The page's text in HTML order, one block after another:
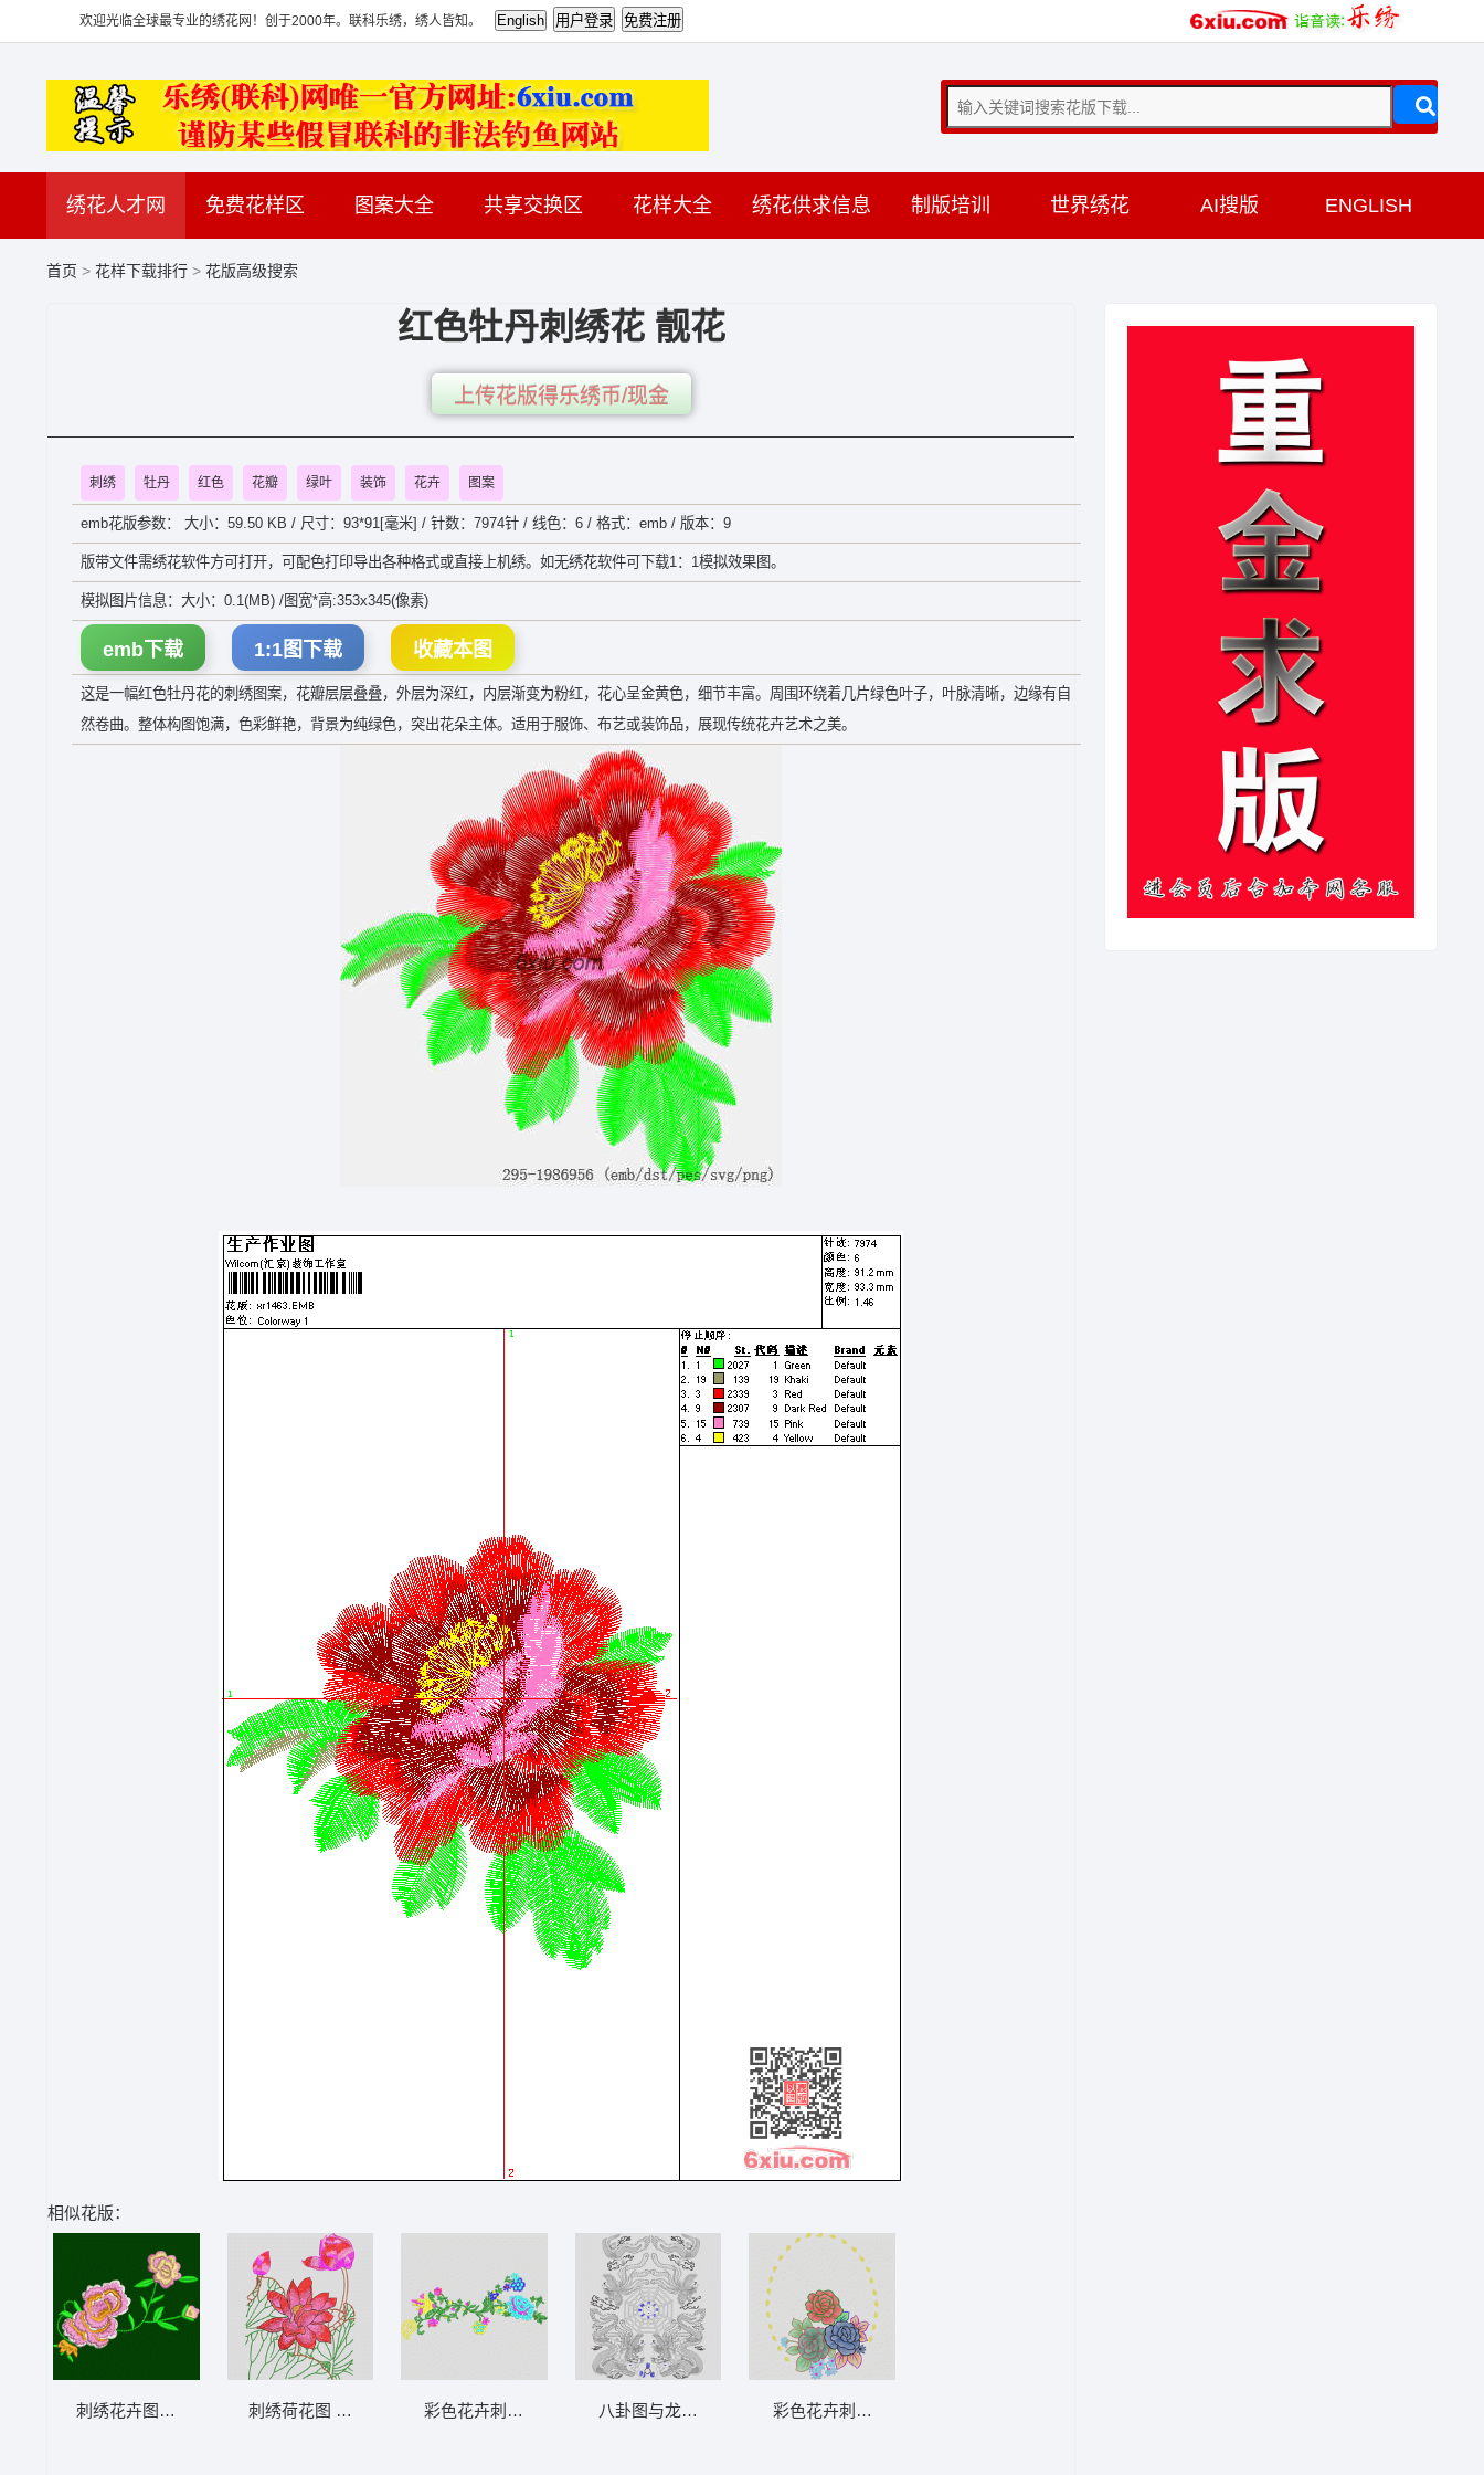
欢迎光临全球最专业的绣花网！创于2000年。联科乐绣，绣人皆知。
绣花人才网 免费花样区 图案大全 共享交换区 花样大全 绣花供求信息 制版培训 世界绣花 AI搜版 ENGLISH
首页 > 花样下载排行 > 花版高级搜索
红色牡丹刺绣花 靓花
上传花版得乐绣币/现金
刺绣 牡丹 红色 花瓣 绿叶 装饰 花卉 图案
emb花版参数： 大小：59.50 KB / 尺寸：93*91[毫米] / 针数：7974针 / 线色：6 / 格式：emb / 版本：9
版带文件需绣花软件方可打开，可配色打印导出各种格式或直接上机绣。如无绣花软件可下载1：1模拟效果图。
模拟图片信息：大小：0.1(MB) /图宽*高:353x345(像素)
emb下载 1:1图下载 收藏本图
这是一幅红色牡丹花的刺绣图案，花瓣层层叠叠，外层为深红，内层渐变为粉红，花心呈金黄色，细节丰富。周围环绕着几片绿色叶子，叶脉清晰，边缘有自
然卷曲。整体构图饱满，色彩鲜艳，背景为纯绿色，突出花朵主体。适用于服饰、布艺或装饰品，展现传统花卉艺术之美。
相似花版：
刺绣花卉图案 靓花 刺绣荷花图 荷花 彩色花卉刺绣图案 靓花 八卦图与龙凤环绕图 龙凤彩色花卉刺绣图案 靓花